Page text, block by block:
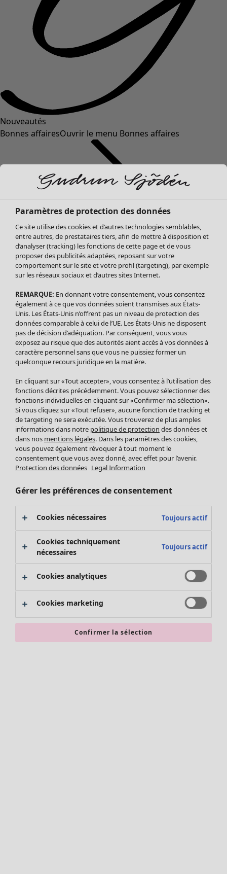
Nouveautés
Bonnes affairesOuvrir le menu Bonnes affaires
Soldes Vêtements
Tous les vêtements
Robes
Tuniques
Blouses
Tops
Gilets
Pantalon
Jupes
Leggings et collants
Accessoires
Chaussures
Vêtements de bain
Basics
Soldes Mobilier
Bonnes affaires déco
Décoration
Textiles
Tapis
Éponge
Promos SOLDES
Les promos de Gudrun Sjödén
Nouvel arrivage
Bonnes affaires en soldes - jusqu'à -70
Paramètres de protection des données
Ce site utilise des cookies et d’autres technologies semblables,
entre autres, de prestataires tiers, afin de mettre à disposition et
d’analyser (tracking) les fonctions de cette page et de vous
proposer des publicités adaptées, reposant sur votre
comportement sur le site et votre profil (targeting), par exemple
sur les réseaux sociaux et d’autres sites Internet.
REMARQUE: En donnant votre consentement, vous consentez
également à ce que vos données soient transmises aux États-
Unis. Les États-Unis n’offrent pas un niveau de protection des
données comparable à celui de l’UE. Les États-Unis ne disposent
pas de décision d’adéquation. Par conséquent, vous vous
exposez au risque que des autorités aient accès à vos données à
caractère personnel sans que vous ne puissiez former un
quelconque recours juridique en la matière.
En cliquant sur «Tout accepter», vous consentez à l’utilisation des
fonctions décrites précédemment. Vous pouvez sélectionner des
fonctions individuelles en cliquant sur «Confirmer ma sélection».
Si vous cliquez sur «Tout refuser», aucune fonction de tracking et
de targeting ne sera exécutée. Vous trouverez de plus amples
informations dans notre politique de protection des données et
dans nos mentions légales. Dans les paramètres des cookies,
vous pouvez également révoquer à tout moment le
consentement que vous avez donné, avec effet pour l’avenir.
Protection des données Legal Information
Gérer les préférences de consentement
Cookies nécessaires Toujours actif
Cookies techniquement
nécessaires
Toujours actif
Cookies analytiques
Cookies marketing
Confirmer la sélection